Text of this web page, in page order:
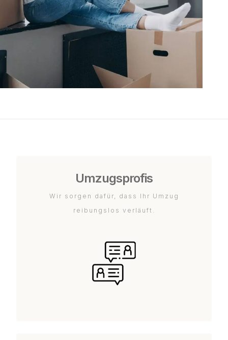
Umzugsprofis
Wir sorgen dafür, dass Ihr Umzug
reibungslos verläuft.